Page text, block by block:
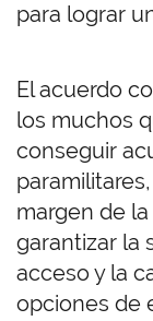
para lograr
El acuerdo
los muchos
conseguir
margen de
garantizar la
acceso y la
opciones de